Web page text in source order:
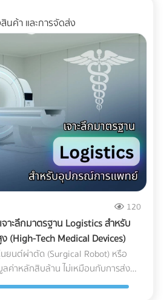
งไร? ระบบนี้คือการรวมร่างกัน
ลิตไฟ) + อินเวอร์เตอร์แบบไฮบริด
ตอรี่อุตสาหกรรม (กักเก็บไฟ) เมื่อมี
ามา โรงงานของคุณจะเสมือนมี UPS
กษ์คอยคุ้มกัน โดยระบบจะทำงานแบบไร้
เมื่อไฟจากการไฟฟ้าดับหรือ
กระแสไฟจากแบตเตอรี่มาจ่ายให้
Loads) ทันทีในระดับเสี้ยววินาที ทำให้
ปได้โดยที่เครื่องจักรไม่สะดุด ทำไมปี
" ในการลงทุนระบบ ESS? หากย้อน
แบตเตอรี่อุตสาหกรรมยังมีราคาสูงลิ่ว
ต่ในยุค 2026 เกมได้เปลี่ยนไปแล้วด้วย
อรี่ LFP ลดลงอย่างมีนัยสำคัญ:
Iron Phosphate (LiFePO4)
ผลิตในสเกลที่ใหญ่ขึ้นมาก ทำให้ราคา
ถูกลงกว่าอดีตเกือบ 40% แถมยังมี
าย และอายุการใช้งานยาวนานกว่า
กรายงาน Bloomberg) ระบบ Peak
บบอัจฉริยะ: โรงงานส่วนใหญ่ใช้ค่าไฟ
Augmented Reality) Web-
โดยไม่ต้องโหลดแอปฯ ข้อเสียของ
ต้องเสียเวลาดาวน์โหลด
AR) ซึ่งสร้างความรำคาญใจ แต่
นทิ้งไป เพียงแค่ลูกค้าใช้กล้องสมาร์ต
รชัวร์ โมเดล 3D ของเครื่องจักรของ
โต๊ะประชุมของพวกเขาได้ทันที! ทำไม
AR ในสื่อสิ่งพิมพ์? ย่อของใหญ่ ให้มา
ามารถพกเครื่องจักรหนัก 2 ตันไปเสนอ
ช่วยให้ลูกค้าซูมดูรายละเอียด รวมถึง
ค้าได้ 360 องศาผ่านมือถือหรือ Tablet
(Measurable ROI): โบรชัวร์ปกติเรา
หน แต่ Web-AR สามารถเก็บ Data ได้
ากพื้นที่ไหน สแกนกี่ครั้ง และใช้เวลาดู
ง Wow Experience ทันที: ผู้บริหาร
ห้พวกเขา "ว้าว" ตั้งแต่ 10 วินาทีแรกที่
นการขอเข้าพบ (Pitching) ได้มหาศาล
แคตตาล็อกสินค้าเพียงครั้งเดียว
ทั้งในงานอีเวนต์ (Exhibition) และการ
อมที่จะฉีกกฎการทำสื่อ
นค้า และการจัดส่ง
120
จาะลึกมาตรฐาน Logistics สำหรับ
Tech Medical Devices)
ยนต์ผ่าตัด (Surgical Robot) หรือ
ลค่าหลักสิบล้าน ไม่เหมือนกับการส่ง
ยหายของเครื่องมือแพทย์ขั้นสูงเหล่านี้